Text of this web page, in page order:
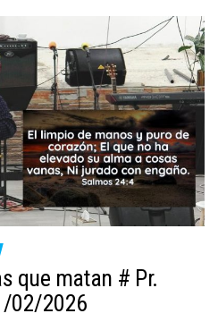
que matan # Pr.
02/2026